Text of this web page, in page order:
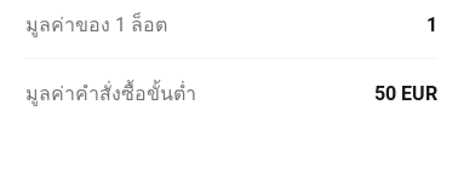
มูลค่าของ 1 ล็อต 1
มูลค่าคำสั่งซื้อขั้นต่ำ 50 EUR